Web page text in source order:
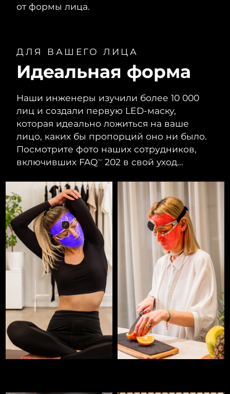
от формы лица.
ДЛЯ ВАШЕГО ЛИЦА
Идеальная форма
Наши инженеры изучили более 10 000
лиц и создали первую LED-маску,
которая идеально ложиться на ваше
лицо, каких бы пропорций оно ни было.
Посмотрите фото наших сотрудников,
включивших FAQTM 202 в свой уход...